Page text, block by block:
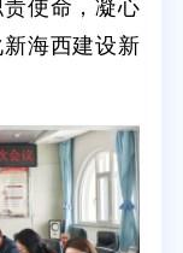
使命，凝心
海西建设新